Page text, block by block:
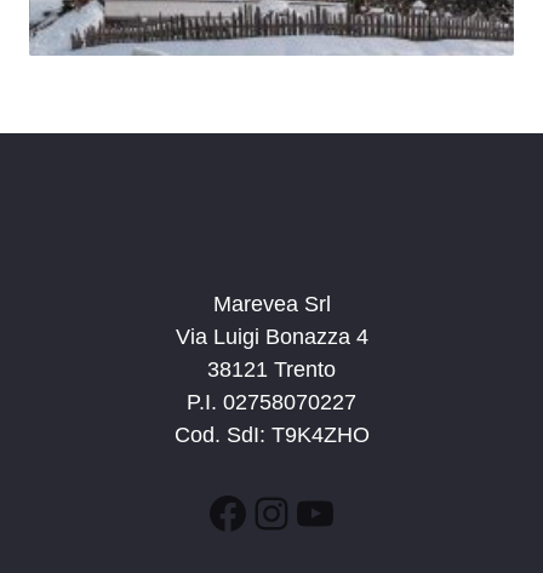
Marevea Srl
Via Luigi Bonazza 4
38121 Trento
P.I. 02758070227
Cod. SdI: T9K4ZHO
Facebook
Instagram
YouTube